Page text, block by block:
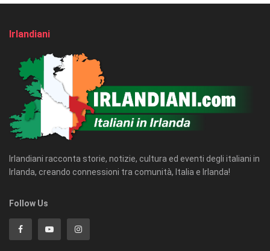
Irlandiani
Irlandiani racconta storie, notizie, cultura ed eventi degli italiani in
Irlanda, creando connessioni tra comunità, Italia e Irlanda!
Follow Us